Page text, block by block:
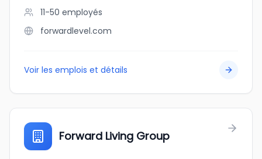
11-50 employés
forwardlevel.com
Voir les emplois et détails
Forward Living Group